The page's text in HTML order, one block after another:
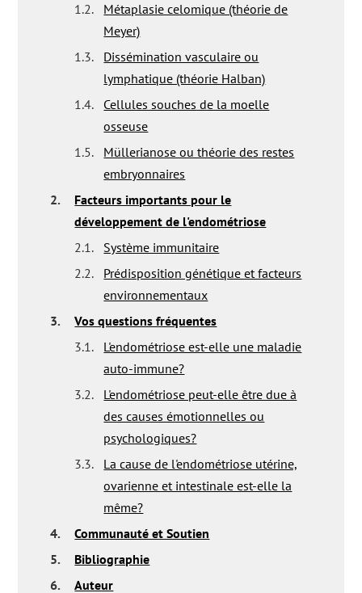
1.2.
Métaplasie celomique (théorie de
Meyer)
1.3.
Dissémination vasculaire ou
lymphatique (théorie Halban)
1.4.
Cellules souches de la moelle
osseuse
1.5.
Müllerianose ou théorie des restes
embryonnaires
2.
Facteurs importants pour le
développement de l'endométriose
2.1.
Système immunitaire
2.2.
Prédisposition génétique et facteurs
environnementaux
3.
Vos questions fréquentes
3.1.
L'endométriose est-elle une maladie
auto-immune?
3.2.
L'endométriose peut-elle être due à
des causes émotionnelles ou
psychologiques?
3.3.
La cause de l'endométriose utérine,
ovarienne et intestinale est-elle la
même?
4.
Communauté et Soutien
5.
Bibliographie
6.
Auteur